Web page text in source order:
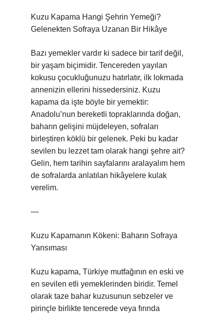
Kuzu Kapama Hangi Şehrin Yemeği?
Gelenekten Sofraya Uzanan Bir Hikâye
Bazı yemekler vardır ki sadece bir tarif değil,
bir yaşam biçimidir. Tencereden yayılan
kokusu çocukluğunuzu hatırlatır, ilk lokmada
annenizin ellerini hissedersiniz. Kuzu
kapama da işte böyle bir yemektir:
Anadolu’nun bereketli topraklarında doğan,
baharın gelişini müjdeleyen, sofraları
birleştiren köklü bir gelenek. Peki bu kadar
sevilen bu lezzet tam olarak hangi şehre ait?
Gelin, hem tarihin sayfalarını aralayalım hem
de sofralarda anlatılan hikâyelere kulak
verelim.
—
Kuzu Kapamanın Kökeni: Baharın Sofraya
Yansıması
Kuzu kapama, Türkiye mutfağının en eski ve
en sevilen etli yemeklerinden biridir. Temel
olarak taze bahar kuzusunun sebzeler ve
pirinçle birlikte tencerede veya fırında